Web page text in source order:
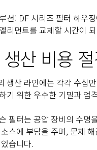
션: DF 시리즈 필터 하우
리먼트를 교체할 시간이
산 비용
생산 라인에는 각각 수십
기 위한 우수한 기밀과 엄
필터는 공압 장비의 수명
스에 부담을 주며, 문제
습니다.